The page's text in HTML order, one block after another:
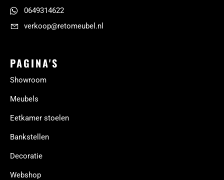
0649314622
verkoop@retomeubel.nl
PAGINA'S
Showroom
Meubels
Eetkamer stoelen
Bankstellen
Decoratie
Webshop